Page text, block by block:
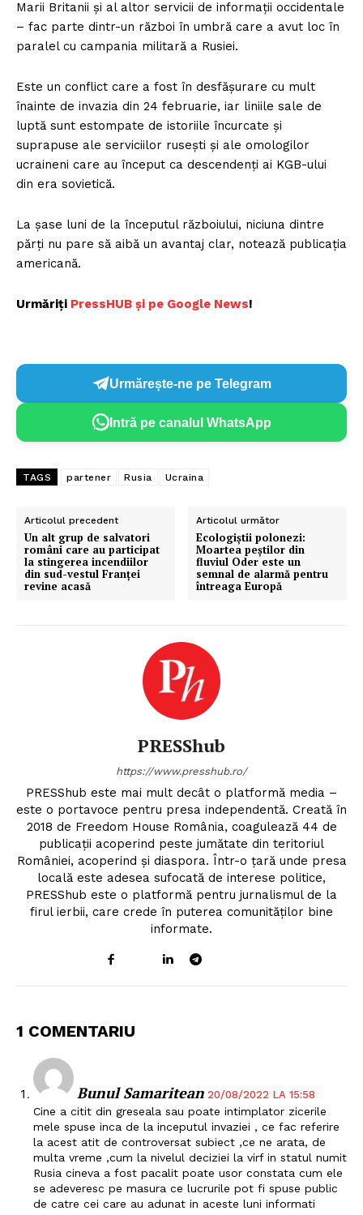
Marii Britanii și al altor servicii de informații occidentale
– fac parte dintr-un război în umbră care a avut loc în
paralel cu campania militară a Rusiei.
Este un conflict care a fost în desfășurare cu mult
înainte de invazia din 24 februarie, iar liniile sale de
luptă sunt estompate de istoriile încurcate și
suprapuse ale serviciilor rusești și ale omologilor
ucraineni care au început ca descendenți ai KGB-ului
din era sovietică.
La șase luni de la începutul războiului, niciuna dintre
părți nu pare să aibă un avantaj clar, notează publicația
americană.
Urmăriți PressHUB și pe Google News!
Urmărește-ne pe Telegram
Intră pe canalul WhatsApp
TAGS partener Rusia Ucraina
Articolul precedent
Un alt grup de salvatori
români care au participat
la stingerea incendiilor
din sud-vestul Franței
revine acasă
Articolul următor
Ecologiștii polonezi:
Moartea peștilor din
fluviul Oder este un
semnal de alarmă pentru
întreaga Europă
PRESShub
https://www.presshub.ro/
PRESShub este mai mult decât o platformă media –
este o portavoce pentru presa independentă. Creată în
2018 de Freedom House România, coagulează 44 de
publicații acoperind peste jumătate din teritoriul
României, acoperind și diaspora. Într-o țară unde presa
locală este adesea sufocată de interese politice,
PRESShub este o platformă pentru jurnalismul de la
firul ierbii, care crede în puterea comunităților bine
informate.
1 COMENTARIU
Bunul Samaritean 20/08/2022 LA 15:58
Cine a citit din greseala sau poate intimplator zicerile
mele spuse inca de la inceputul invaziei , ce fac referire
la acest atit de controversat subiect ,ce ne arata, de
multa vreme ,cum la nivelul deciziei la virf in statul numit
Rusia cineva a fost pacalit poate usor constata cum ele
se adeveresc pe masura ce lucrurile pot fi spuse public
de catre cei care au adunat in aceste luni informati